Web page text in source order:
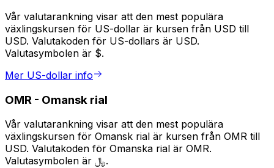
Vår valutarankning visar att den mest populära
växlingskursen för US-dollar är kursen från USD till
USD. Valutakoden för US-dollars är USD.
Valutasymbolen är $.
Mer US-dollar info
OMR - Omansk rial
Vår valutarankning visar att den mest populära
växlingskursen för Omansk rial är kursen från OMR till
USD. Valutakoden för Omanska rial är OMR.
Valutasymbolen är ﷼.